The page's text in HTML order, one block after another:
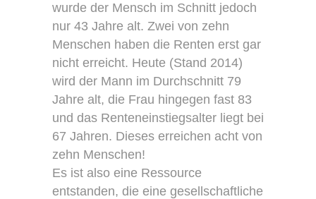
wurde der Mensch im Schnitt jedoch
nur 43 Jahre alt. Zwei von zehn
Menschen haben die Renten erst gar
nicht erreicht. Heute (Stand 2014)
wird der Mann im Durchschnitt 79
Jahre alt, die Frau hingegen fast 83
und das Renteneinstiegsalter liegt bei
67 Jahren. Dieses erreichen acht von
zehn Menschen!
Es ist also eine Ressource
entstanden, die eine gesellschaftliche